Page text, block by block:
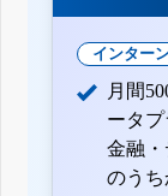
インター
月間
ータ
金融
のうち